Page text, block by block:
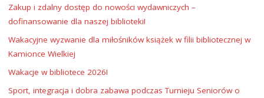
I
KULINARNEGO
SĄDECCZYZNY"
Zakup i zdalny dostęp do nowości wydawniczych –
dofinansowanie dla naszej biblioteki!
Wakacyjne wyzwanie dla miłośników książek w filii bibliotecznej w
Kamionce Wielkiej
Wakacje w bibliotece 2026!
Sport, integracja i dobra zabawa podczas Turnieju Seniorów o